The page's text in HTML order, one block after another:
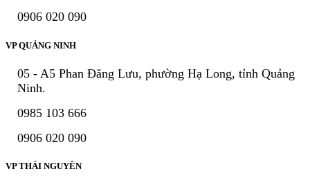
0906 020 090
VP QUẢNG NINH
05 - A5 Phan Đăng Lưu, phường Hạ Long, tỉnh Quảng
Ninh.
0985 103 666
0906 020 090
VP THÁI NGUYÊN